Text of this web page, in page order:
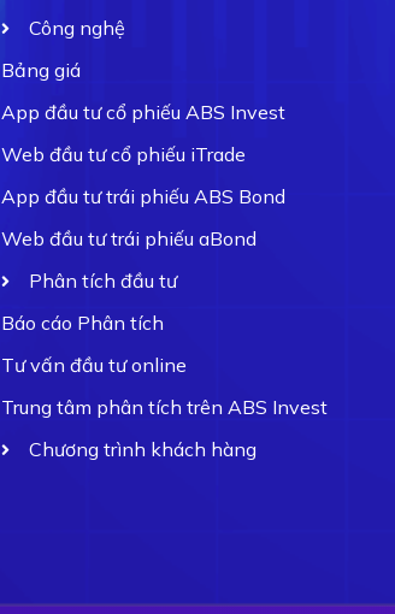
Công nghệ
Bảng giá
App đầu tư cổ phiếu ABS Invest
Web đầu tư cổ phiếu iTrade
App đầu tư trái phiếu ABS Bond
Web đầu tư trái phiếu aBond
Phân tích đầu tư
Báo cáo Phân tích
Tư vấn đầu tư online
Trung tâm phân tích trên ABS Invest
Chương trình khách hàng